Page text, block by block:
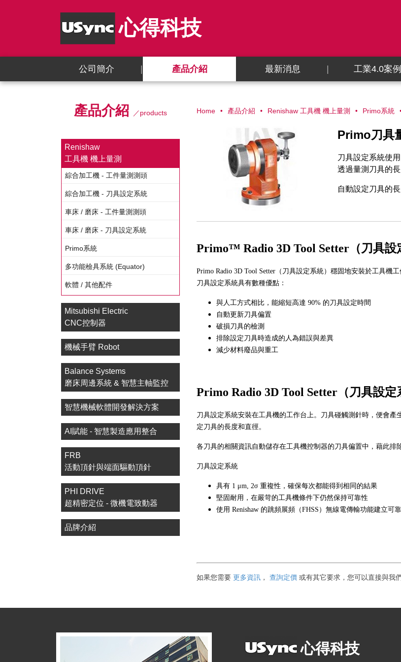
心得科技
公司簡介 產品介紹 最新消息 工業4.0案例
產品介紹 ／products
Renishaw
工具機 機上量測
綜合加工機 - 工件量測測頭
綜合加工機 - 刀具設定系統
車床 / 磨床 - 工件量測測頭
車床 / 磨床 - 刀具設定系統
Primo系統
多功能檢具系統 (Equator)
軟體 / 其他配件
Mitsubishi Electric
CNC控制器
機械手臂 Robot
Balance Systems
磨床周邊系統 & 智慧主軸監控
智慧機械軟體開發解決方案
AI賦能 - 智慧製造應用整合
FRB
活動頂針與端面驅動頂針
PHI DRIVE
超精密定位 - 微機電致動器
品牌介紹
Home 產品介紹 Renishaw 工具機 機上量測 Primo系統
Primo刀具
刀具設定系統使
透過量測刀具的
自動設定刀具的
Primo™ Radio 3D Tool Setter（刀具設
Primo Radio 3D Tool Setter（刀具設定系統）穩固地安裝於工具機
刀具設定系統具有數種優點：
與人工方式相比，能縮短高達 90% 的刀具設定時間
自動更新刀具偏置
破損刀具的檢測
排除設定刀具時造成的人為錯誤與差異
減少材料廢品與重工
Primo Radio 3D Tool Setter（刀具設
刀具設定系統安裝在工具機的工作台上。刀具碰觸測針時，便會
定刀具的長度和直徑。
各刀具的相關資訊自動儲存在工具機控制器的刀具偏置中，藉此排
刀具設定系統
具有 1 μm, 2σ 重複性，確保每次都能得到相同的結果
堅固耐用，在嚴苛的工具機條件下仍然保持可靠性
使用 Renishaw 的跳頻展頻（FHSS）無線電傳輸功能建立可
如果您需要 更多資訊， 查詢定價 或有其它要求，您可以直接與我
心得科技